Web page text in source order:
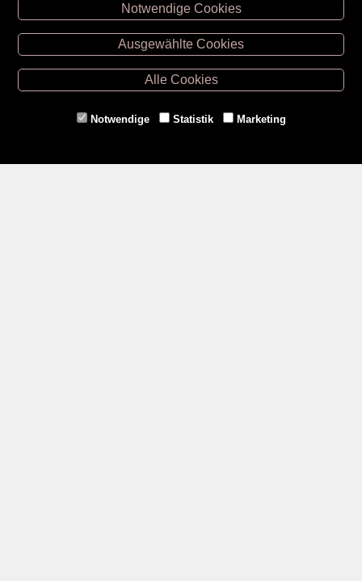
Unsere Öffnungszeiten
Retz -02942/20433
Hollabrunn -02952/30057
Eggenburg -02984/3836
Gmünd -
Notwendige Cookies
Ausgewählte Cookies
Alle Cookies
Notwendige Statistik Marketing